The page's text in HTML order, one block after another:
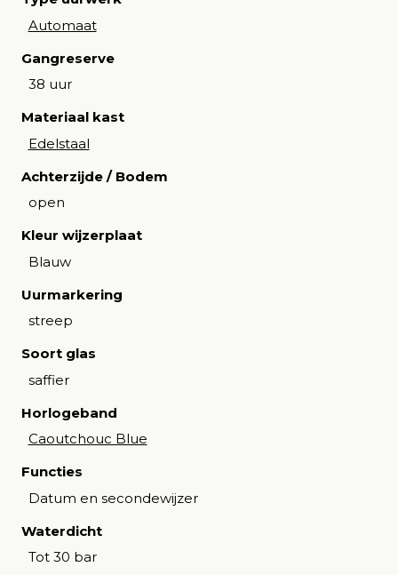
Automaat
Gangreserve
38 uur
Materiaal kast
Edelstaal
Achterzijde / Bodem
open
Kleur wijzerplaat
Blauw
Uurmarkering
streep
Soort glas
saffier
Horlogeband
Caoutchouc Blue
Functies
Datum en secondewijzer
Waterdicht
Tot 30 bar